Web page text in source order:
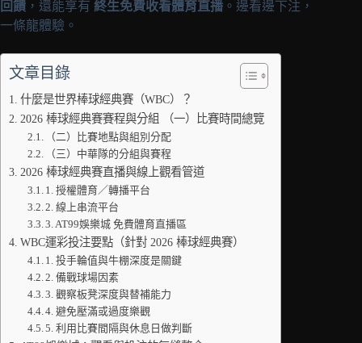
回饋 ，還能享有 終生免費收看體育直播 。邊看邊下注，
一條龍體驗。
文章目錄
什麼是世界棒球經典賽（WBC）？
2026 棒球經典賽賽程與分組 （一）比賽時間總覽
（二）比賽地點與組別分配
（三）中華隊的分組與賽程
2026 棒球經典賽直播與線上觀看管道
1. 授權體育／轉播平台
2. 線上串流平台
3. AT99娛樂城 免費體育直播區
WBC運彩投注要點（針對 2026 棒球經典賽）
1. 投手輪值與牛棚深度是關鍵
2. 備戰球場因素
3. 觀察板凳深度與替補能力
4. 避免壓滿或過度樂觀
5. 利用比賽間隔與休息日做判斷